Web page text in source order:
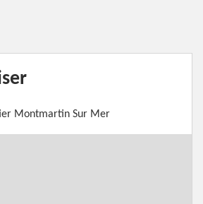
Montmartin Sur Mer